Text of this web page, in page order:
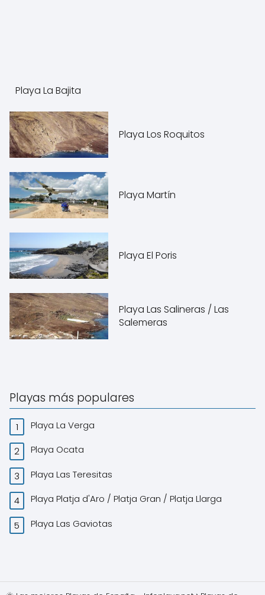
Playa La Bajita
Playa Los Roquitos
Playa Martín
Playa El Poris
Playa Las Salineras / Las
Salemeras
Playas más populares
Playa La Verga
Playa Ocata
Playa Las Teresitas
Playa Platja d'Aro / Platja Gran / Platja Llarga
Playa Las Gaviotas